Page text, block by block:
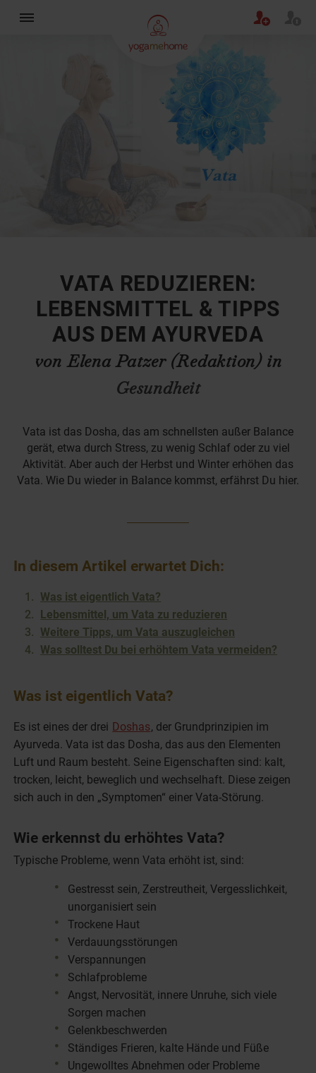
VATA REDUZIEREN:
LEBENSMITTEL & TIPPS
AUS DEM AYURVEDA
von Elena Patzer (Redaktion) in
Gesundheit
Vata ist das Dosha, das am schnellsten außer Balance
gerät, etwa durch Stress, zu wenig Schlaf oder zu viel
Aktivität. Aber auch der Herbst und Winter erhöhen das
Vata. Wie Du wieder in Balance kommst, erfährst Du hier.
In diesem Artikel erwartet Dich:
Was ist eigentlich Vata?
Lebensmittel, um Vata zu reduzieren
Weitere Tipps, um Vata auszugleichen
Was solltest Du bei erhöhtem Vata vermeiden?
Was ist eigentlich Vata?
Es ist eines der drei Doshas, der Grundprinzipien im
Ayurveda. Vata ist das Dosha, das aus den Elementen
Luft und Raum besteht. Seine Eigenschaften sind: kalt,
trocken, leicht, beweglich und wechselhaft. Diese zeigen
sich auch in den „Symptomen“ einer Vata-Störung.
Wie erkennst du erhöhtes Vata?
Typische Probleme, wenn Vata erhöht ist, sind:
Gestresst sein, Zerstreutheit, Vergesslichkeit,
unorganisiert sein
Trockene Haut
Verdauungsstörungen
Verspannungen
Schlafprobleme
Angst, Nervosität, innere Unruhe, sich viele
Sorgen machen
Gelenkbeschwerden
Ständiges Frieren, kalte Hände und Füße
Ungewolltes Abnehmen oder Probleme